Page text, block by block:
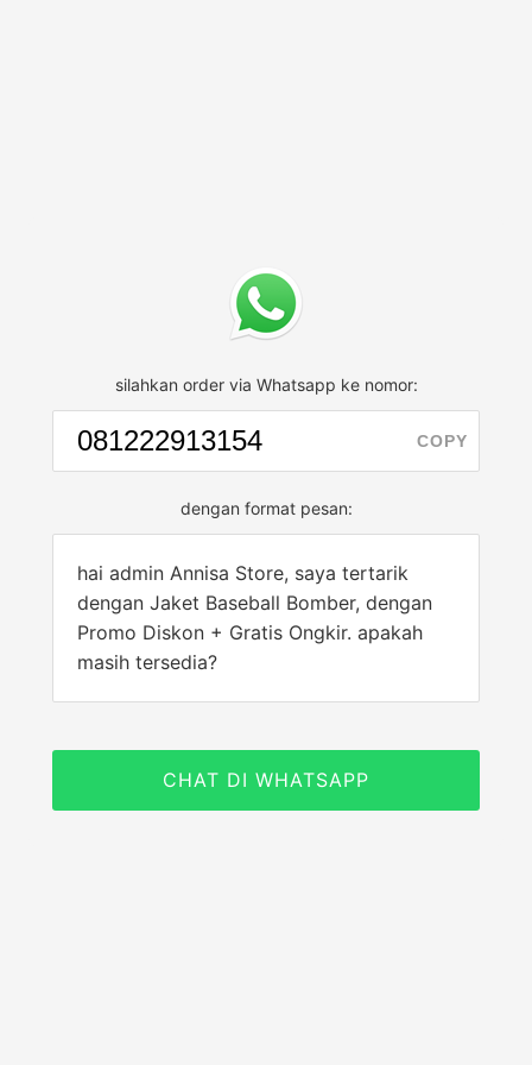
silahkan order via Whatsapp ke nomor:
COPY
dengan format pesan:
hai admin Annisa Store, saya tertarik
dengan Jaket Baseball Bomber, dengan
Promo Diskon + Gratis Ongkir. apakah
masih tersedia?
CHAT DI WHATSAPP